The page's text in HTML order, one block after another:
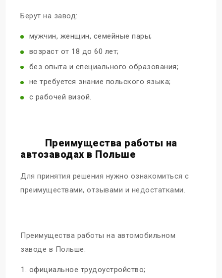
Берут на завод:
мужчин, женщин, семейные пары;
возраст от 18 до 60 лет;
без опыта и специального образования;
не требуется знание польского языка;
с рабочей визой.
Преимущества работы на
автозаводах в Польше
Для принятия решения нужно ознакомиться с
преимуществами, отзывами и недостатками.
Преимущества работы на автомобильном
заводе в Польше:
официальное трудоустройство;